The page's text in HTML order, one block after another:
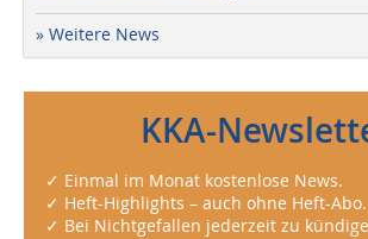
» Weitere News
KKA-
✓ Einmal im Monat kostenlose News.
✓ Heft-Highlights – auch ohne Heft-Abo.
✓ Bei Nichtgefallen jederzeit zu